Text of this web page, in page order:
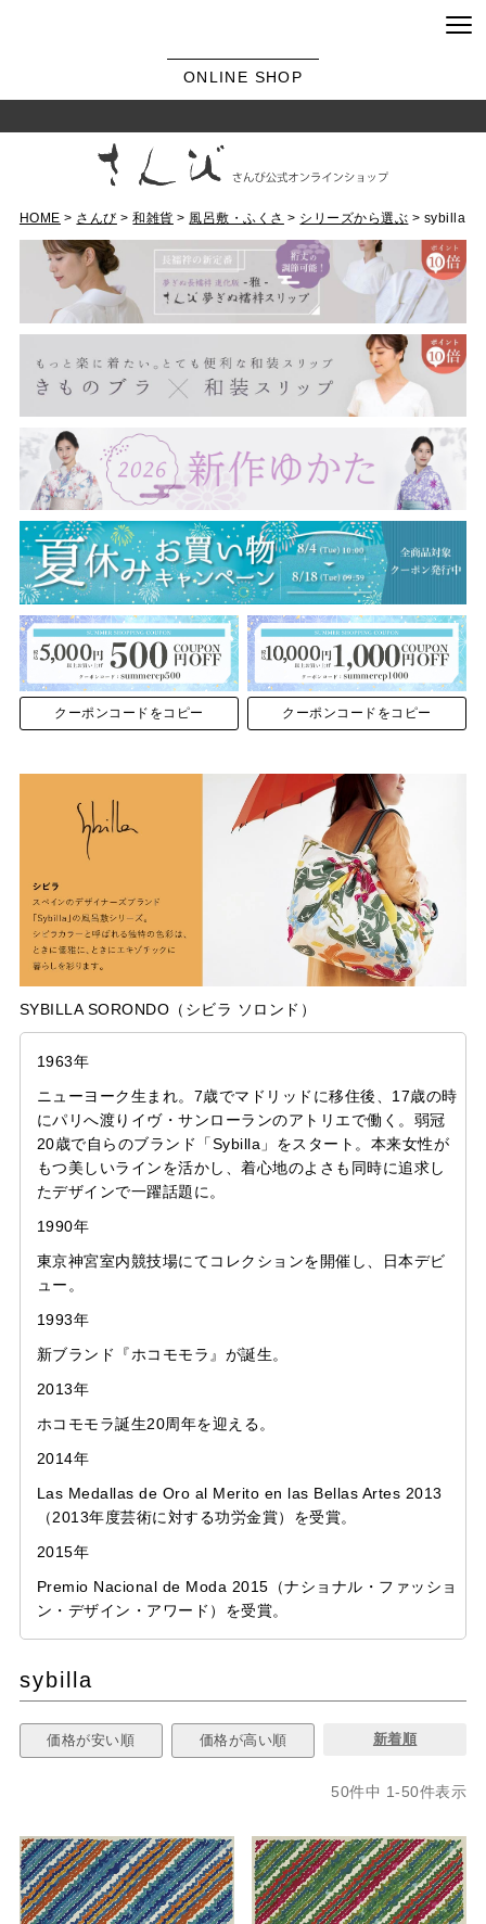
ONLINE SHOP
HOME さんび 和雑貨 風呂敷・ふくさ シリーズから選ぶ sybilla
クーポンコードをコピー クーポンコードをコピー
SYBILLA SORONDO（シビラ ソロンド）
1963年
ニューヨーク生まれ。7歳でマドリッドに移住後、17歳の時
にパリへ渡りイヴ・サンローランのアトリエで働く。弱冠
20歳で自らのブランド「Sybilla」をスタート。本来女性が
もつ美しいラインを活かし、着心地のよさも同時に追求し
たデザインで一躍話題に。
1990年
東京神宮室内競技場にてコレクションを開催し、日本デビ
ュー。
1993年
新ブランド『ホコモモラ』が誕生。
2013年
ホコモモラ誕生20周年を迎える。
2014年
Las Medallas de Oro al Merito en las Bellas Artes 2013
（2013年度芸術に対する功労金賞）を受賞。
2015年
Premio Nacional de Moda 2015（ナショナル・ファッショ
ン・デザイン・アワード）を受賞。
sybilla
価格が安い順 価格が高い順 新着順
50件中 1-50件表示